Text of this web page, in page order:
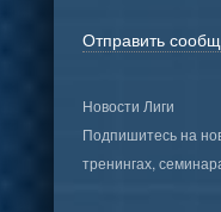
Отправить
Новости Лиги
Подпишитесь на
тренингах,